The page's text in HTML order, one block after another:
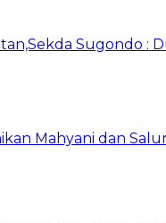
Sugondo
Mahyani dan